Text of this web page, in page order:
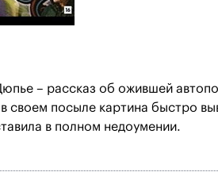
– рассказ об ожившей
своем посыле картина быстро
в полном недоумении.